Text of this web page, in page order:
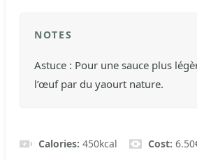
NOTES
Astuce : Pour une sauce plus
l’œuf par du yaourt nature.
Calories:450kcal Cost: